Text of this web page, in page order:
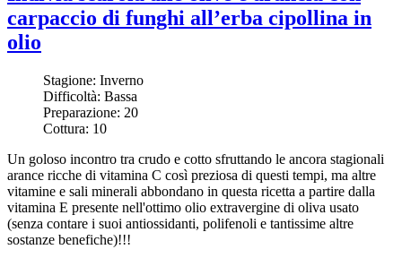
carpaccio di funghi all’erba cipollina in
olio
Stagione: Inverno
Difficoltà: Bassa
Preparazione: 20
Cottura: 10
Un goloso incontro tra crudo e cotto sfruttando le ancora stagionali
arance ricche di vitamina C così preziosa di questi tempi, ma altre
vitamine e sali minerali abbondano in questa ricetta a partire dalla
vitamina E presente nell'ottimo olio extravergine di oliva usato
(senza contare i suoi antiossidanti, polifenoli e tantissime altre
sostanze benefiche)!!!